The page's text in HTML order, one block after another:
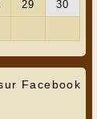
Facebook